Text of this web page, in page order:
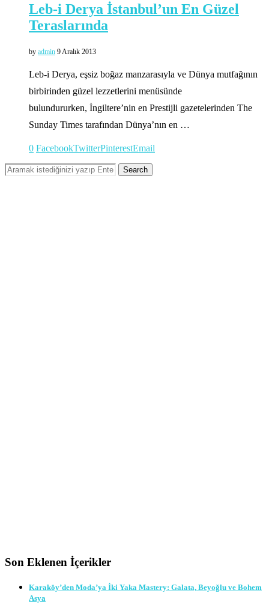
Leb-i Derya İstanbul’un En Güzel
Teraslarında
by admin 9 Aralık 2013
Leb-i Derya, eşsiz boğaz manzarasıyla ve Dünya mutfağının
birbirinden güzel lezzetlerini menüsünde
bulundururken, İngiltere’nin en Prestijli gazetelerinden The
Sunday Times tarafından Dünya’nın en …
0 FacebookTwitterPinterestEmail
Son Eklenen İçerikler
Karaköy’den Moda’ya İki Yaka Mastery: Galata, Beyoğlu ve Bohem
Asya